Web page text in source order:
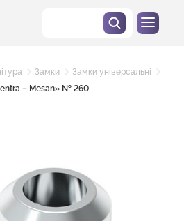
Замки
Замки універсальні
– Mesan» № 260